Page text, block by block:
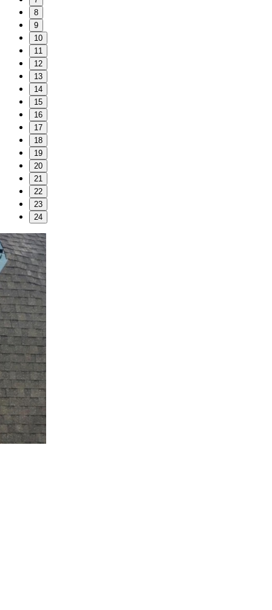
8
9
10
11
12
13
14
15
16
17
18
19
20
21
22
23
24